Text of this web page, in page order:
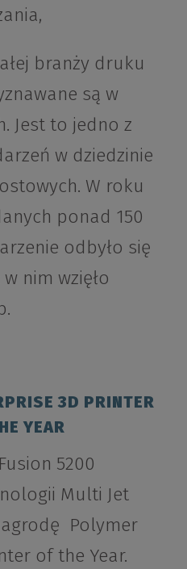
branży druku
są w
Jest to jedno z
w dziedzinie
W roku
ponad 150
odbyło się
nim wzięło
3D PRINTER
YEAR
5200
Multi Jet
Polymer
of the Year.